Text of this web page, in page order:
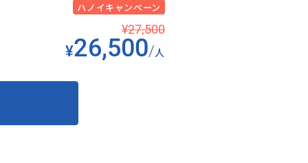
ハノイキャンペーン
¥27,500
¥26,500/人